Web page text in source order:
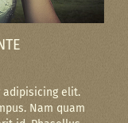
adipisicing elit.
Nam quam